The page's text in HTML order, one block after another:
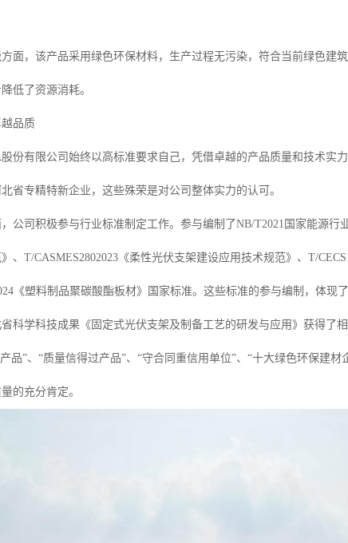
面，该产品采用绿色环保材料，生产过程无污染，符合当前绿色建
低了资源消耗。
品质
份有限公司始终以高标准要求自己，凭借卓越的产品质量和技术实
省专精特新企业，这些殊荣是对公司整体实力的认可。
公司积极参与行业标准制定工作。参与编制了NB/T2021国家能源行
、T/CASMES2802023《柔性光伏支架建设应用技术规范》、T/
《塑料制品聚碳酸酯板材》国家标准。这些标准的参与编制，体现
科学科技成果《固定式光伏支架及制备工艺的研发与应用》获得了
品”、“质量信得过产品”、“守合同重信用单位”、“十大绿色环保建
的充分肯定。